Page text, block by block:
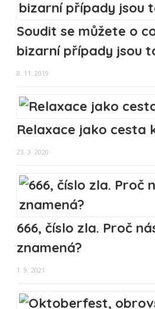
Soudit se můžete o
bizarní případy jsou
8. 11. 2019
Relaxace jako cesta
23. 3. 2020
666, číslo zla. Proč
znamená?
1. 9. 2021